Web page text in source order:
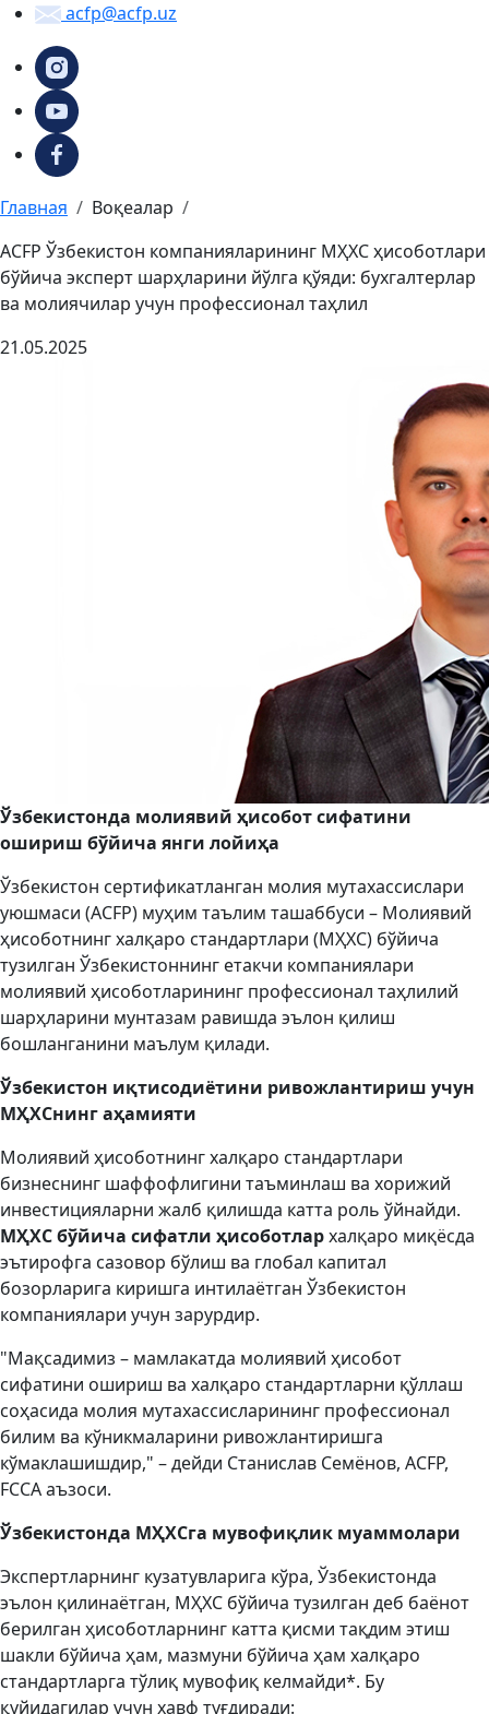
acfp@acfp.uz
Главная
Воқеалар
ACFP Ўзбекистон компанияларининг МҲХС ҳисоботлари
бўйича эксперт шарҳларини йўлга қўяди: бухгалтерлар
ва молиячилар учун профессионал таҳлил
21.05.2025
Ўзбекистонда молиявий ҳисобот сифатини
ошириш бўйича янги лойиҳа
Ўзбекистон сертификатланган молия мутахассислари
уюшмаси (ACFP) муҳим таълим ташаббуси – Молиявий
ҳисоботнинг халқаро стандартлари (МҲХС) бўйича
тузилган Ўзбекистоннинг етакчи компаниялари
молиявий ҳисоботларининг профессионал таҳлилий
шарҳларини мунтазам равишда эълон қилиш
бошланганини маълум қилади.
Ўзбекистон иқтисодиётини ривожлантириш учун
МҲХСнинг аҳамияти
Молиявий ҳисоботнинг халқаро стандартлари
бизнеснинг шаффофлигини таъминлаш ва хорижий
инвестицияларни жалб қилишда катта роль ўйнайди.
МҲХС бўйича сифатли ҳисоботлархалқаро миқёсда
эътирофга сазовор бўлиш ва глобал капитал
бозорларига киришга интилаётган Ўзбекистон
компаниялари учун зарурдир.
"Мақсадимиз – мамлакатда молиявий ҳисобот
сифатини ошириш ва халқаро стандартларни қўллаш
соҳасида молия мутахассисларининг профессионал
билим ва кўникмаларини ривожлантиришга
кўмаклашишдир," – дейди Станислав Семёнов, ACFP,
FCCA аъзоси.
Ўзбекистонда МҲХСга мувофиқлик муаммолари
Экспертларнинг кузатувларига кўра, Ўзбекистонда
эълон қилинаётган, МҲХС бўйича тузилган деб баёнот
берилган ҳисоботларнинг катта қисми тақдим этиш
шакли бўйича ҳам, мазмуни бўйича ҳам халқаро
стандартларга тўлиқ мувофиқ келмайди*. Бу
қуйидагилар учун хавф туғдиради: